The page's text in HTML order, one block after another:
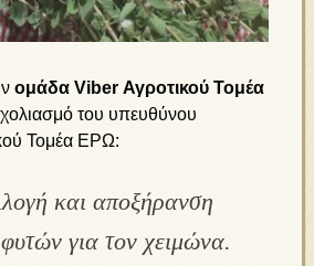
ομάδα Viber Αγροτικού Τομέα
του υπευθύνου
Τομέα ΕΡΩ:
και αποξήρανση
για τον χειμώνα.